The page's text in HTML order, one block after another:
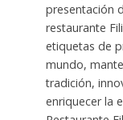
presentación
restaurante
etiquetas de
mundo,
tradición,
enriquecer la